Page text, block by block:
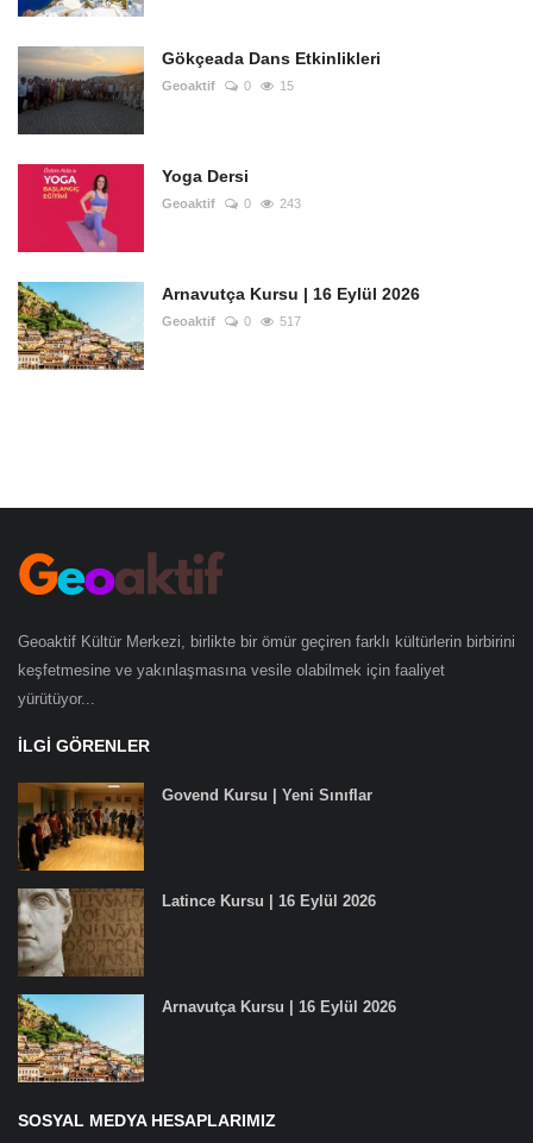
Gökçeada Dans Etkinlikleri
Geoaktif 0 15
Yoga Dersi
Geoaktif 0 243
Arnavutça Kursu | 16 Eylül 2026
Geoaktif 0 517
Geoaktif Kültür Merkezi, birlikte bir ömür geçiren farklı kültürlerin birbirini
keşfetmesine ve yakınlaşmasına vesile olabilmek için faaliyet
yürütüyor...
İLGI GÖRENLER
Govend Kursu | Yeni Sınıflar
Latince Kursu | 16 Eylül 2026
Arnavutça Kursu | 16 Eylül 2026
SOSYAL MEDYA HESAPLARIMIZ